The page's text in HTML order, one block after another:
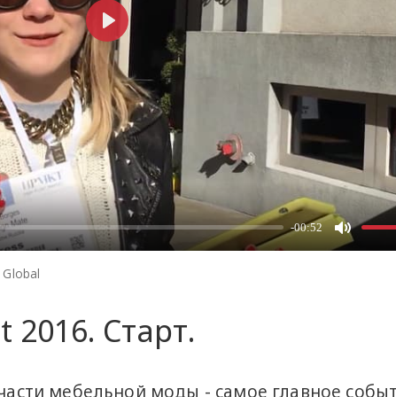
Старт.
мебельной моды - самое главное